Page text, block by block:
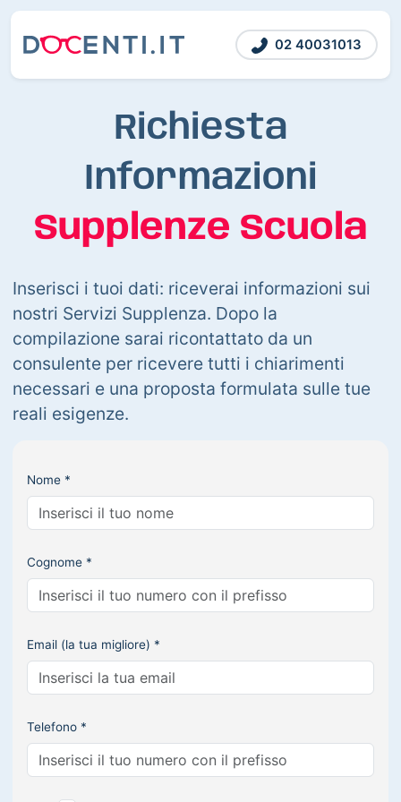
02 40031013
Richiesta
Informazioni
Supplenze Scuola
Inserisci i tuoi dati: riceverai informazioni sui
nostri Servizi Supplenza. Dopo la
compilazione sarai ricontattato da un
consulente per ricevere tutti i chiarimenti
necessari e una proposta formulata sulle tue
reali esigenze.
Nome *
Cognome *
Email (la tua migliore) *
Telefono *